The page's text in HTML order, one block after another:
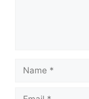
Name
Email